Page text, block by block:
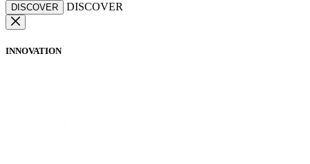
DISCOVER DISCOVER
INNOVATION